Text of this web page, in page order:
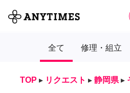
全て 修理・組立
TOP ▸ リクエスト ▸ 静岡県 ▸